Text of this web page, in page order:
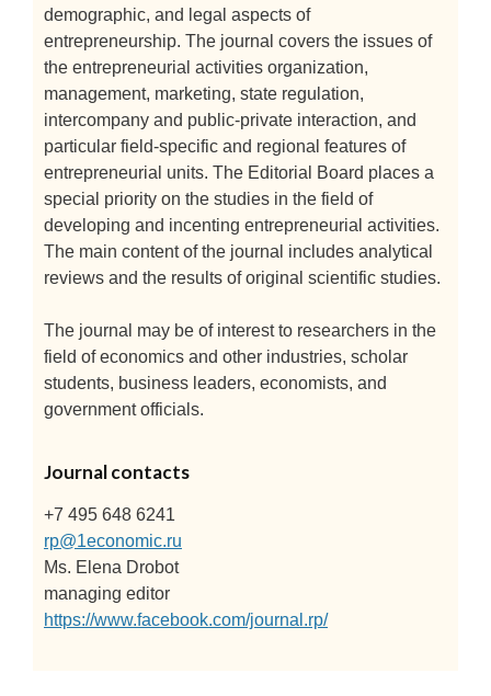
demographic, and legal aspects of
entrepreneurship. The journal covers the issues of
the entrepreneurial activities organization,
management, marketing, state regulation,
intercompany and public-private interaction, and
particular field-specific and regional features of
entrepreneurial units. The Editorial Board places a
special priority on the studies in the field of
developing and incenting entrepreneurial activities.
The main content of the journal includes analytical
reviews and the results of original scientific studies.
The journal may be of interest to researchers in the
field of economics and other industries, scholar
students, business leaders, economists, and
government officials.
Journal contacts
+7 495 648 6241
rp@1economic.ru
Ms. Elena Drobot
managing editor
https://www.facebook.com/journal.rp/